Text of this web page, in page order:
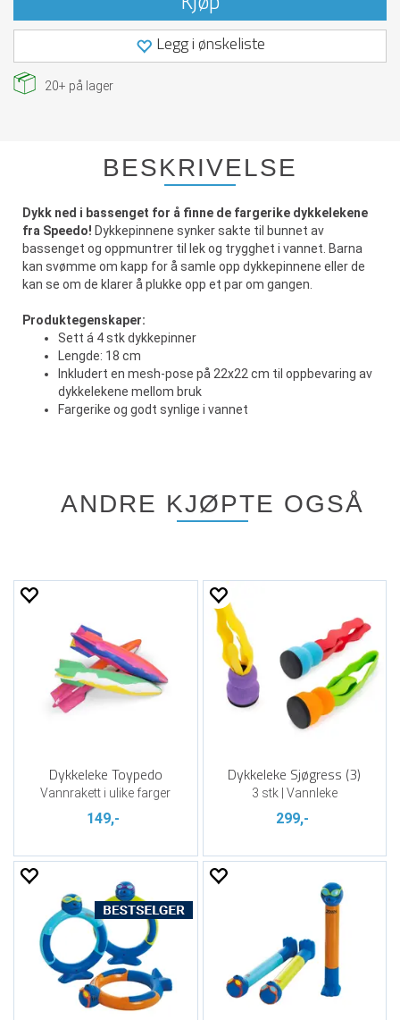
Legg i ønskeliste
20+ på lager
BESKRIVELSE
Dykk ned i bassenget for å finne de fargerike dykkelekene
fra Speedo! Dykkepinnene synker sakte til bunnet av
bassenget og oppmuntrer til lek og trygghet i vannet. Barna
kan svømme om kapp for å samle opp dykkepinnene eller de
kan se om de klarer å plukke opp et par om gangen.
Produktegenskaper:
Sett á 4 stk dykkepinner
Lengde: 18 cm
Inkludert en mesh-pose på 22x22 cm til oppbevaring av
dykkelekene mellom bruk
Fargerike og godt synlige i vannet
ANDRE KJØPTE OGSÅ
Dykkeleke Toypedo
Vannrakett i ulike farger
149,-
Dykkeleke Sjøgress (3)
3 stk | Vannleke
299,-